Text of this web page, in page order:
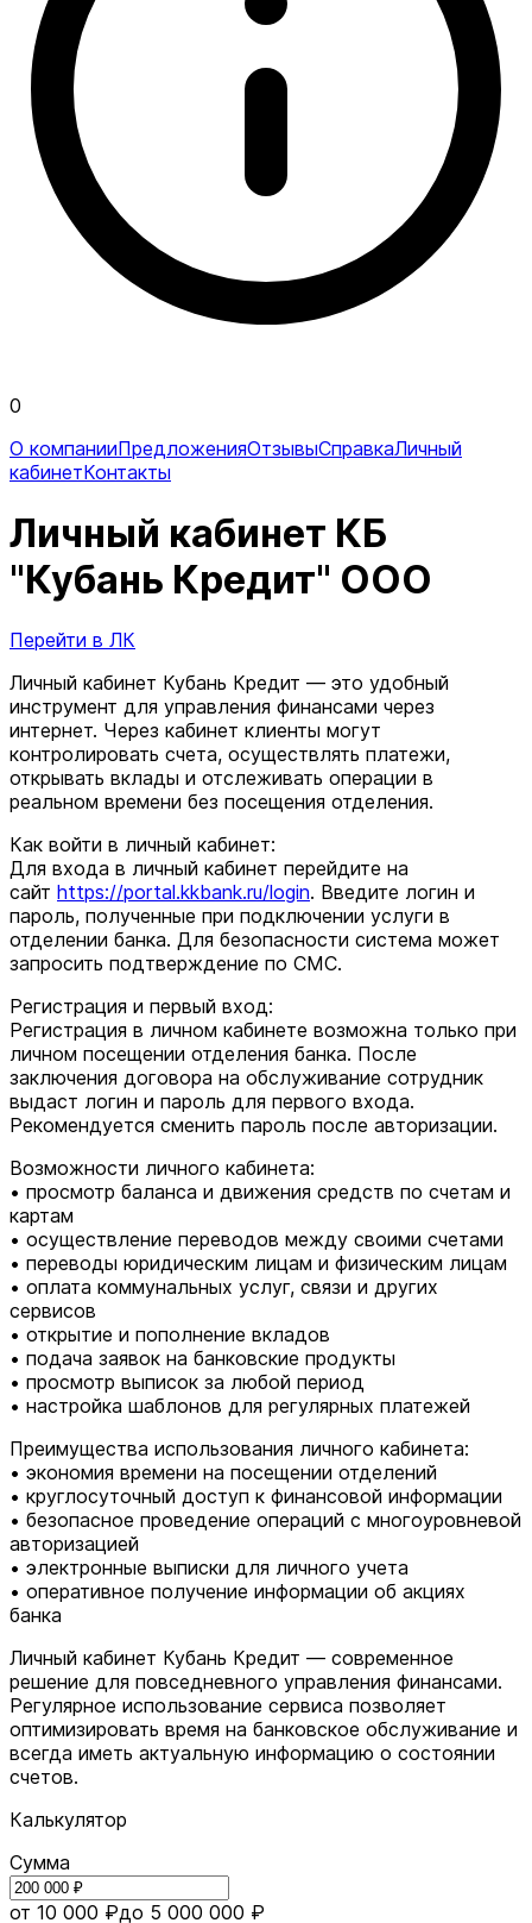
0
О компанииПредложенияОтзывыСправкаЛичный
кабинетКонтакты
Личный кабинет КБ
"Кубань Кредит" ООО
Перейти в ЛК
Личный кабинет Кубань Кредит — это удобный
инструмент для управления финансами через
интернет. Через кабинет клиенты могут
контролировать счета, осуществлять платежи,
открывать вклады и отслеживать операции в
реальном времени без посещения отделения.
Как войти в личный кабинет:
Для входа в личный кабинет перейдите на
сайт https://portal.kkbank.ru/login. Введите логин и
пароль, полученные при подключении услуги в
отделении банка. Для безопасности система может
запросить подтверждение по СМС.
Регистрация и первый вход:
Регистрация в личном кабинете возможна только при
личном посещении отделения банка. После
заключения договора на обслуживание сотрудник
выдаст логин и пароль для первого входа.
Рекомендуется сменить пароль после авторизации.
Возможности личного кабинета:
• просмотр баланса и движения средств по счетам и
картам
• осуществление переводов между своими счетами
• переводы юридическим лицам и физическим лицам
• оплата коммунальных услуг, связи и других
сервисов
• открытие и пополнение вкладов
• подача заявок на банковские продукты
• просмотр выписок за любой период
• настройка шаблонов для регулярных платежей
Преимущества использования личного кабинета:
• экономия времени на посещении отделений
• круглосуточный доступ к финансовой информации
• безопасное проведение операций с многоуровневой
авторизацией
• электронные выписки для личного учета
• оперативное получение информации об акциях
банка
Личный кабинет Кубань Кредит — современное
решение для повседневного управления финансами.
Регулярное использование сервиса позволяет
оптимизировать время на банковское обслуживание и
всегда иметь актуальную информацию о состоянии
счетов.
Калькулятор
Сумма
от 10 000 ₽до 5 000 000 ₽